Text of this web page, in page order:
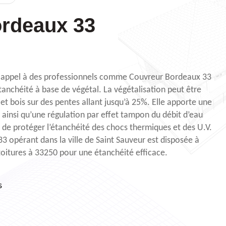
33
à des professionnels comme Couvreur Bordeaux 33
à base de végétal. La végétalisation peut être
bois sur des pentes allant jusqu’à 25%. Elle apporte une
qu’une régulation par effet tampon du débit d’eau
protéger l’étanchéité des chocs thermiques et des U.V.
opérant dans la ville de Saint Sauveur est disposée à
à 33250 pour une étanchéité efficace.